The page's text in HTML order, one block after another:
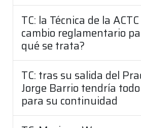
TC: la Técnica de la
cambio reglamentario
qué se trata?
TC: tras su salida del
Jorge Barrio tendría
para su continuidad